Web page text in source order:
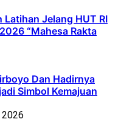
Latihan Jelang HUT RI
“Mahesa Rakta
Dan Hadirnya
Simbol Kemajuan